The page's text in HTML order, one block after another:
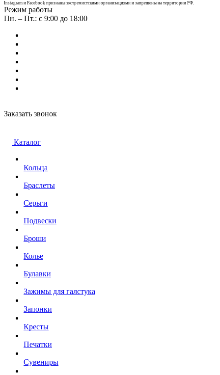
Instagram и Facebook признаны экстремистскими организациями и запрещены на территории РФ.
Режим работы
Пн. – Пт.: с 9:00 до 18:00
Заказать звонок
Каталог
Кольца
Браслеты
Серьги
Подвески
Броши
Колье
Булавки
Зажимы для галстука
Запонки
Кресты
Печатки
Сувениры